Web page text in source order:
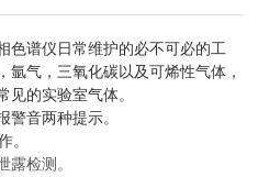
色谱仪日常维护的必不可必的工
气，三氧化碳以及可烯性气体，
见的实验室气体。
警音两种提示。
。
露检测。